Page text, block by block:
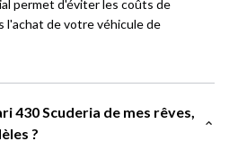
permet d'éviter les coûts de
l'achat de votre véhicule de
430 Scuderia de mes rêves,
?